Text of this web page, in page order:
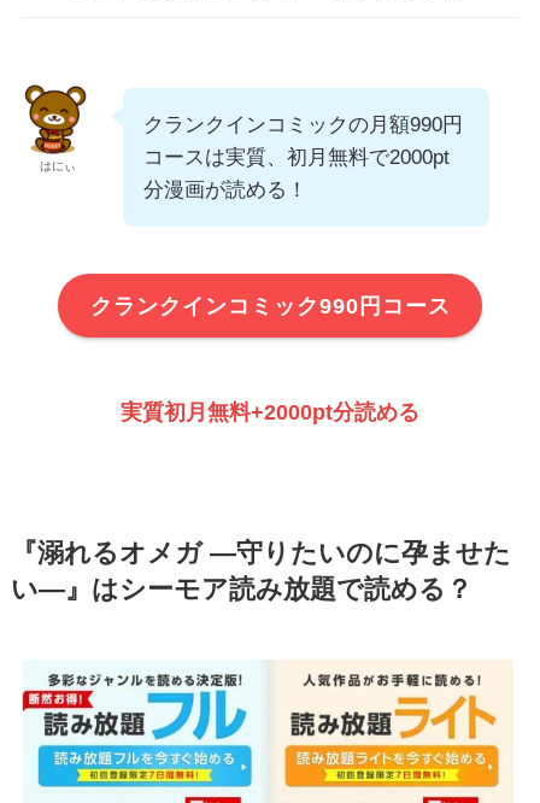
はにぃ
クランクインコミックの月額990円
コースは実質、初月無料で2000pt
分漫画が読める！
クランクインコミック990円コース
実質初月無料+2000pt分読める
『溺れるオメガ ―守りたいのに孕ませた
い―』はシーモア読み放題で読める？